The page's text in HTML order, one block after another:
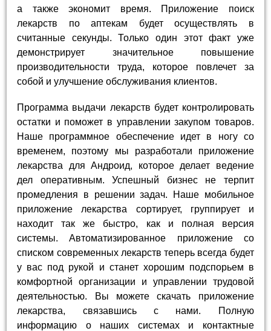
а также экономит время. Приложение поиск
лекарств по аптекам будет осуществлять в
считанные секунды. Только один этот факт уже
демонстрирует значительное повышение
производительности труда, которое повлечет за
собой и улучшение обслуживания клиентов.
Программа выдачи лекарств будет контролировать
остатки и поможет в управлении закупом товаров.
Наше программное обеспечение идет в ногу со
временем, поэтому мы разработали приложение
лекарства для Андроид, которое делает ведение
дел оперативным. Успешный бизнес не терпит
промедления в решении задач. Наше мобильное
приложение лекарства сортирует, группирует и
находит так же быстро, как и полная версия
системы. Автоматизированное приложение со
списком современных лекарств теперь всегда будет
у вас под рукой и станет хорошим подспорьем в
комфортной организации и управлении трудовой
деятельностью. Вы можете скачать приложение
лекарства, связавшись с нами. Полную
информацию о наших системах и контактные